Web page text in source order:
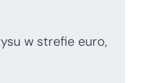
w strefie euro,